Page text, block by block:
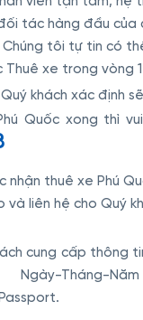
tác hàng đầu của
tôi tự tin có
Thuê xe trong vòng
Quý khách xác định
Quốc xong thì
nhận thuê xe Phú
và liên hệ cho Quý
cung cấp thông
Tháng-